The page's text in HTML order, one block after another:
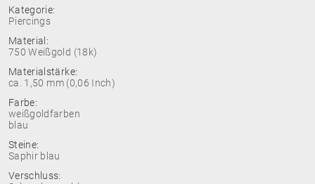
Kategorie:
Piercings
Material:
750 Weißgold (18k)
Materialstärke:
ca. 1,50 mm (0,06 Inch)
Farbe:
weißgoldfarben
blau
Steine:
Saphir blau
Verschluss: